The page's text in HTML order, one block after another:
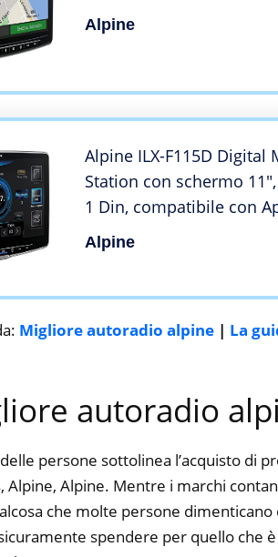
Alpine
Alpine ILX-F115D Digital
Station con schermo
1 Din, compatibile con
CarPlay (Wireless) &
(cablato)
Alpine
Migliore autoradio alpine | La
autoradio
persone sottolinea l’acquisto di
Alpine, Alpine. Mentre i marchi
che molte persone
spendere per quello che